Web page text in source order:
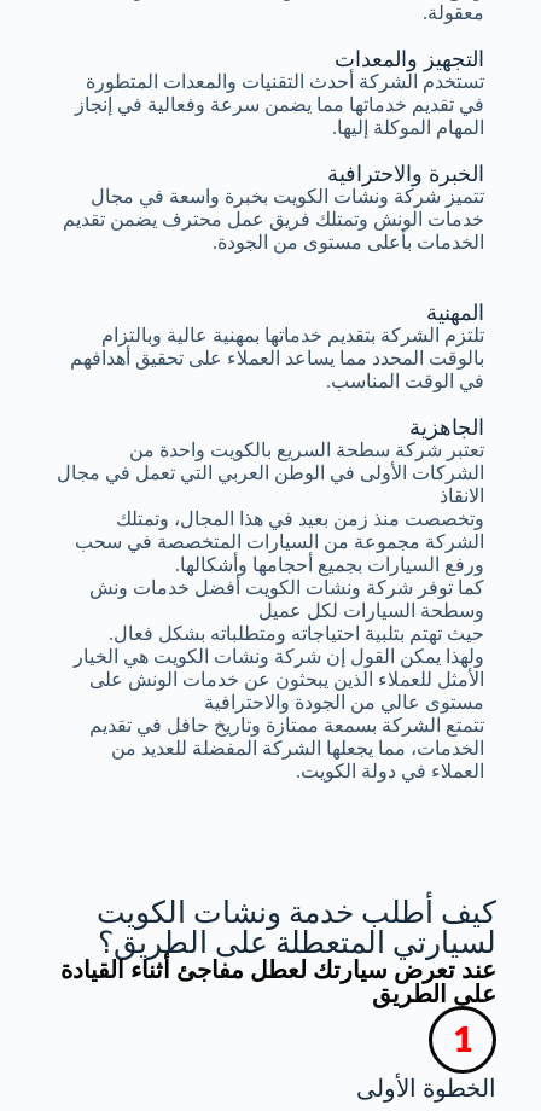
الخبرة والاحترافية
تتميز شركة ونشات الكويت بخبرة واسعة في مجال
خدمات الونش وتمتلك فريق عمل محترف يضمن تقديم
الخدمات بأعلى مستوى من الجودة.
التجهيز والمعدات
تستخدم الشركة أحدث التقنيات والمعدات المتطورة
في تقديم خدماتها مما يضمن سرعة وفعالية في إنجاز
المهام الموكلة إليها.
معقولة.
المهنية
تلتزم الشركة بتقديم خدماتها بمهنية عالية وبالتزام
بالوقت المحدد مما يساعد العملاء على تحقيق أهدافهم
في الوقت المناسب.
الجاهزية
تعتبر شركة سطحة السريع بالكويت واحدة من
الشركات الأولى في الوطن العربي التي تعمل في مجال
الانقاذ
وتخصصت منذ زمن بعيد في هذا المجال، وتمتلك
الشركة مجموعة من السيارات المتخصصة في سحب
ورفع السيارات بجميع أحجامها وأشكالها.
كما توفر شركة ونشات الكويت أفضل خدمات ونش
وسطحة السيارات لكل عميل
حيث تهتم بتلبية احتياجاته ومتطلباته بشكل فعال.
ولهذا يمكن القول إن شركة ونشات الكويت هي الخيار
الأمثل للعملاء الذين يبحثون عن خدمات الونش على
مستوى عالي من الجودة والاحترافية
تتمتع الشركة بسمعة ممتازة وتاريخ حافل في تقديم
الخدمات، مما يجعلها الشركة المفضلة للعديد من
العملاء في دولة الكويت.
كيف أطلب خدمة ونشات الكويت
لسيارتي المتعطلة على الطريق؟
عند تعرض سيارتك لعطل مفاجئ أثناء القيادة
على الطريق
الخطوة الأولى